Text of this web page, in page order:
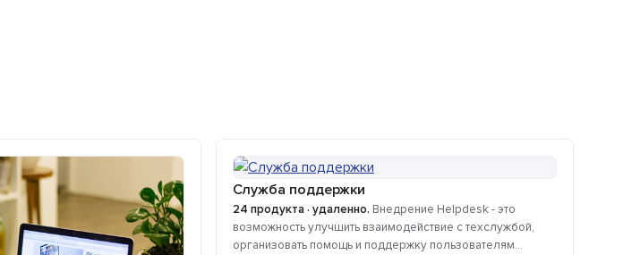
Служба поддержки
24 продукта · удаленно. Внедрение Helpdesk - это
возможность улучшить взаимодействие с техслужбой,
организовать помощь и поддержку пользователям...